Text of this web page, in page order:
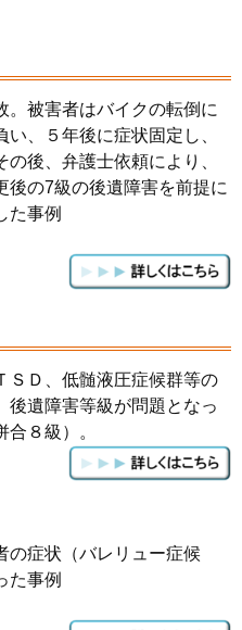
被害者はバイクの転倒に
、５年後に症状固定し、
後、弁護士依頼により、
後の7級の後遺障害を前提に
た事例
Ｄ、低髄液圧症候群等の
後遺障害等級が問題となっ
８級）。
症状（バレリュー症候
た事例